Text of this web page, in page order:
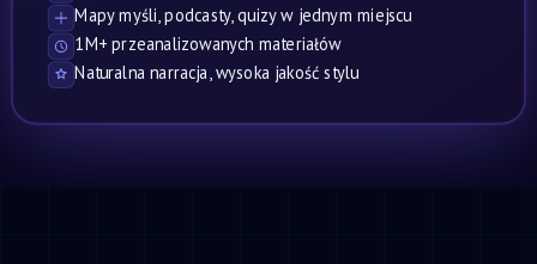
Mapy myśli, podcasty, quizy w jednym miejscu
1M+ przeanalizowanych materiałów
Naturalna narracja, wysoka jakość stylu